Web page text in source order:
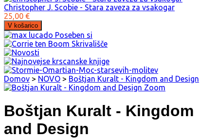
Christopher J. Scobie - Stara zaveza za vsakogar
25,00 €
Domov > NOVO > Boštjan Kuralt - Kingdom and Design
Zoom
Boštjan Kuralt - Kingdom
and Design